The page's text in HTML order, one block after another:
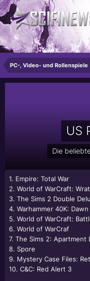
...für die moderne Dame
PC-, Video- und Rollenspiele
US
Die
1. Empire: Total War
2. World of WarCraft:
3. The Sims 2 Double
4. Warhammer 40K:
5. World of WarCraft:
6. World of WarCraf
7. The Sims 2: Apartment
8. Spore
9. Mystery Case Files:
10. C&C: Red Alert 3